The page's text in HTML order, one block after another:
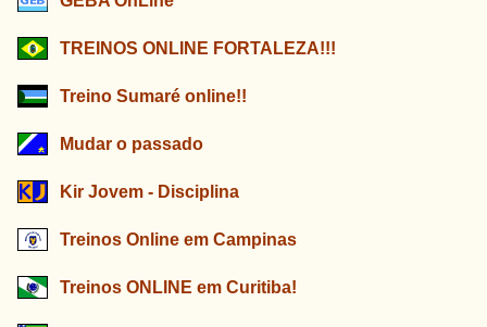
TREINOS ONLINE FORTALEZA!!!
Treino Sumaré online!!
Mudar o passado
Kir Jovem - Disciplina
Treinos Online em Campinas
Treinos ONLINE em Curitiba!